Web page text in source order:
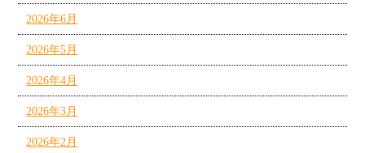
2026年6月
2026年5月
2026年4月
2026年3月
2026年2月